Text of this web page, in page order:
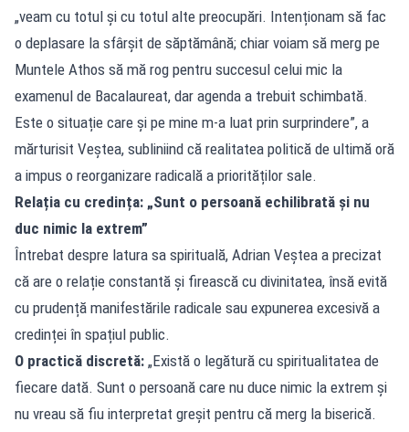
„veam cu totul și cu totul alte preocupări. Intenționam să fac
o deplasare la sfârșit de săptămână; chiar voiam să merg pe
Muntele Athos să mă rog pentru succesul celui mic la
examenul de Bacalaureat, dar agenda a trebuit schimbată.
Este o situație care și pe mine m-a luat prin surprindere”, a
mărturisit Veștea, subliniind că realitatea politică de ultimă oră
a impus o reorganizare radicală a priorităților sale.
Relația cu credința: „Sunt o persoană echilibrată și nu
duc nimic la extrem”
Întrebat despre latura sa spirituală, Adrian Veștea a precizat
că are o relație constantă și firească cu divinitatea, însă evită
cu prudență manifestările radicale sau expunerea excesivă a
credinței în spațiul public.
O practică discretă: „Există o legătură cu spiritualitatea de
fiecare dată. Sunt o persoană care nu duce nimic la extrem și
nu vreau să fiu interpretat greșit pentru că merg la biserică.